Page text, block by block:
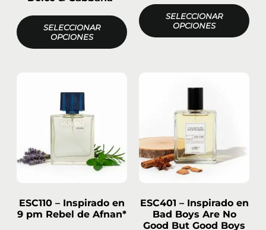
SELECCIONAR
OPCIONES
SELECCIONAR
OPCIONES
ESC110 – Inspirado en
9 pm Rebel de Afnan*
ESC401 – Inspirado en
Bad Boys Are No
Good But Good Boys